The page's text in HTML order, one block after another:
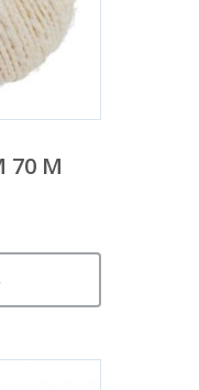
70 M